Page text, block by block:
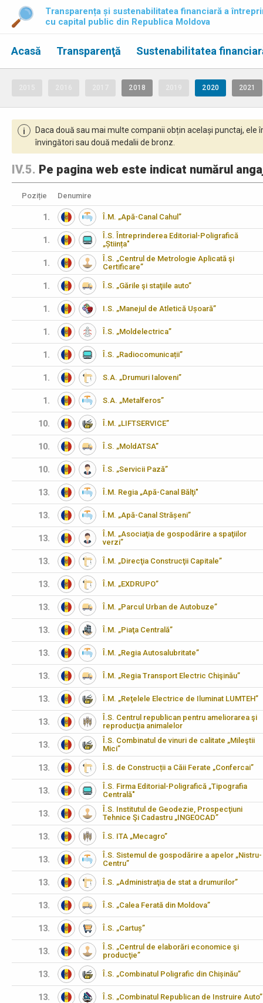
Transparența și sustenabilitatea financiară a
cu capital public din Republica Moldova
Acasă Transparenţă Sustenabilitatea
2018 2020 2021
i
Daca două sau mai multe companii obțin același punctaj,
învingători sau două medalii de bronz.
IV.5. Pe pagina web este indicat numărul
Poziție Denumire
1. Î.M. „Apă-Canal Cahul”
1.
Î.S. Întreprinderea Editorial-Poligrafică
„Știința"
1.
Î.S. „Centrul de Metrologie Aplicată şi
Certificare”
1. Î.S. „Gările şi staţiile auto”
1. I.S. „Manejul de Atletică Ușoară”
1. Î.S. „Moldelectrica”
1. Î.S. „Radiocomunicații”
1. S.A. „Drumuri Ialoveni”
1. S.A. „Metalferos”
10. Î.M. „LIFTSERVICE”
10. Î.S. „MoldATSA”
10. Î.S. „Servicii Pază”
13. Î.M. Regia „Apă-Canal Bălţi"
13. Î.M. „Apă-Canal Strășeni”
13.
Î.M. „Asociaţia de gospodărire a spaţiilor
verzi”
13. Î.M. „Direcţia Construcţii Capitale”
13. Î.M. „EXDRUPO”
13. Î.M. „Parcul Urban de Autobuze”
13. Î.M. „Piaţa Centrală”
13. Î.M. „Regia Autosalubritate”
13. Î.M. „Regia Transport Electric Chişinău”
13. Î.M. „Reţelele Electrice de Iluminat LUMTEH”
13.
Î.S. Centrul republican pentru ameliorarea şi
reproducţia animalelor
13.
Î.S. Combinatul de vinuri de calitate „Mileştii
Mici”
13. Î.S. de Construcții a Căii Ferate „Confercai”
13.
Î.S. Firma Editorial-Poligrafică „Tipografia
Centrală"
13.
Î.S. Institutul de Geodezie, Prospecţiuni
Tehnice Şi Cadastru „INGEOCAD”
13. Î.S. ITA „Mecagro”
13.
Î.S. Sistemul de gospodărire a apelor „Nistru-
Centru”
13. Î.S. „Administraţia de stat a drumurilor”
13. Î.S. „Calea Ferată din Moldova”
13. Î.S. „Cartuș”
13.
Î.S. „Centrul de elaborări economice şi
producţie”
13. Î.S. „Combinatul Poligrafic din Chișinău”
13. Î.S. „Combinatul Republican de Instruire Auto”